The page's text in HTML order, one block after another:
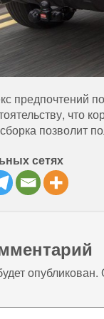
предпочтений
что
позволит
сетях
опубликован.